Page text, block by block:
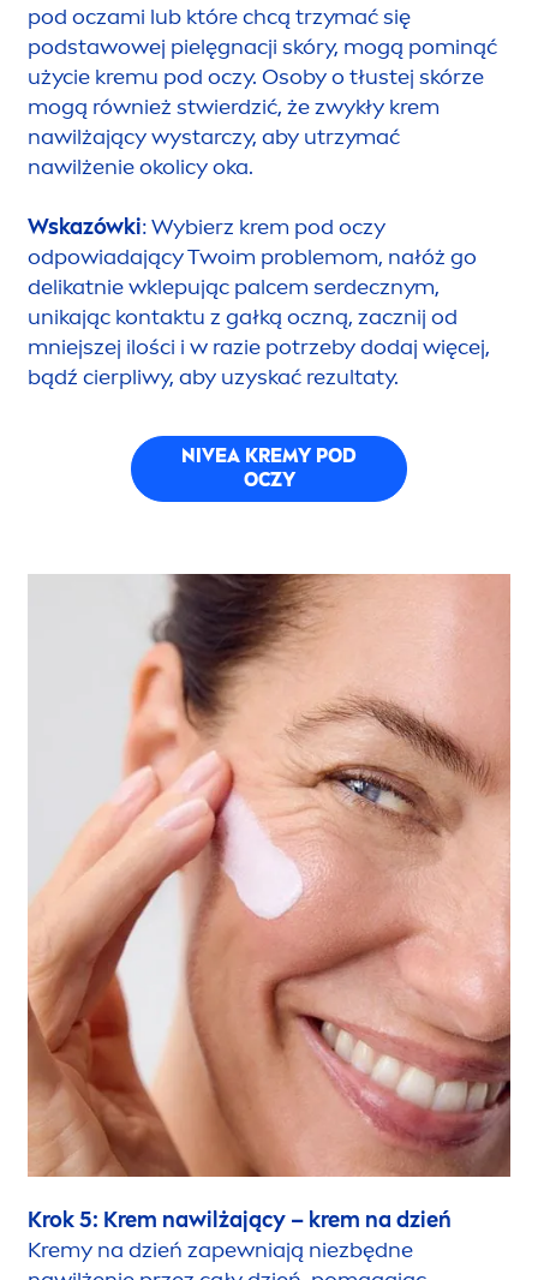
pod oczami lub które chcą trzymać się
podstawowej pielęgnacji skóry, mogą pominąć
użycie kremu pod oczy. Osoby o tłustej skórze
mogą również stwierdzić, że zwykły krem
nawilżający wystarczy, aby utrzymać
nawilżenie okolicy oka.
Wskazówki: Wybierz krem pod oczy
odpowiadający Twoim problemom, nałóż go
delikatnie wklepując palcem serdecznym,
unikając kontaktu z gałką oczną, zacznij od
mniejszej ilości i w razie potrzeby dodaj więcej,
bądź cierpliwy, aby uzyskać rezultaty.
NIVEA KREMY POD
OCZY
Krok 5: Krem nawilżający – krem na dzień
Kremy na dzień zapewniają niezbędne